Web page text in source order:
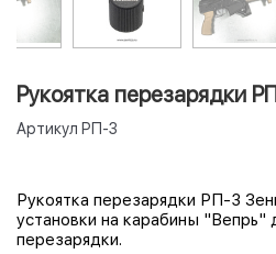
Рукоятка перезарядки
Артикул РП-3
Рукоятка перезарядки РП-3
установки на карабины "Вепрь"
перезарядки.